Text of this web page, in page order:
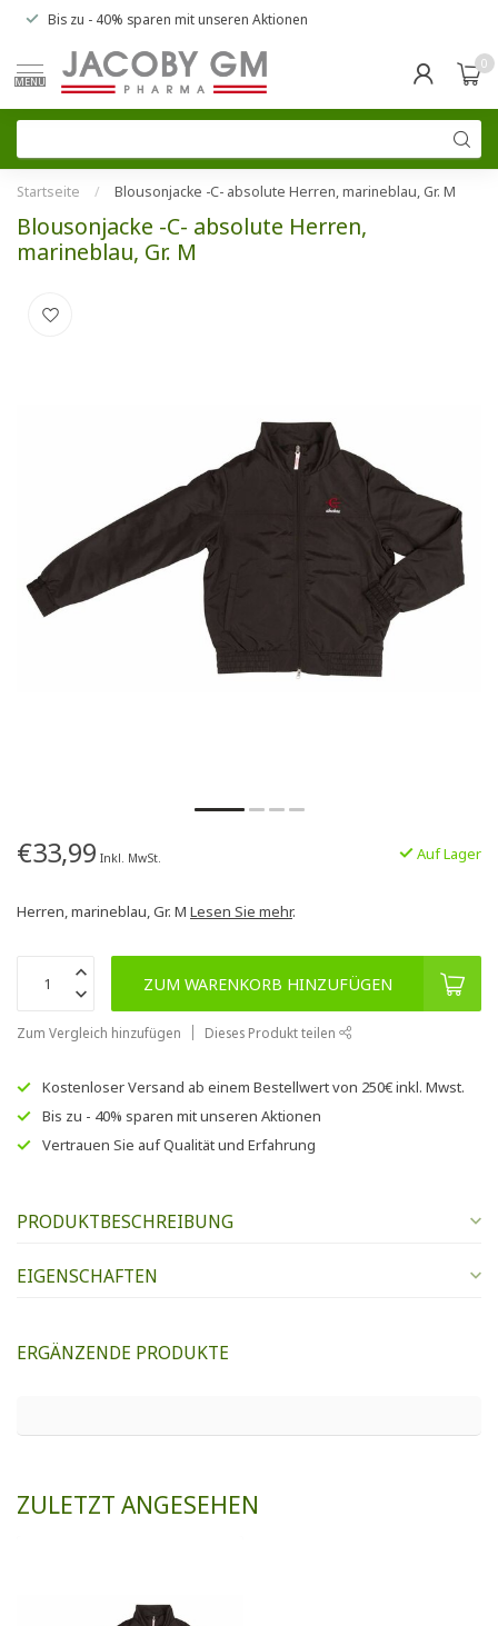
Bis zu - 40% sparen mit unseren Aktionen
MENU
0
Startseite / Blousonjacke -C- absolute Herren, marineblau, Gr. M
Blousonjacke -C- absolute Herren,
marineblau, Gr. M
€33,99 Inkl. MwSt. Auf Lager
Herren, marineblau, Gr. M Lesen Sie mehr.
ZUM WARENKORB HINZUFÜGEN
Zum Vergleich hinzufügen Dieses Produkt teilen
Kostenloser Versand ab einem Bestellwert von 250€inkl. Mwst.
Bis zu - 40% sparen mit unseren Aktionen
Vertrauen Sie aufQualität und Erfahrung
PRODUKTBESCHREIBUNG
EIGENSCHAFTEN
ERGÄNZENDE PRODUKTE
ZULETZT ANGESEHEN